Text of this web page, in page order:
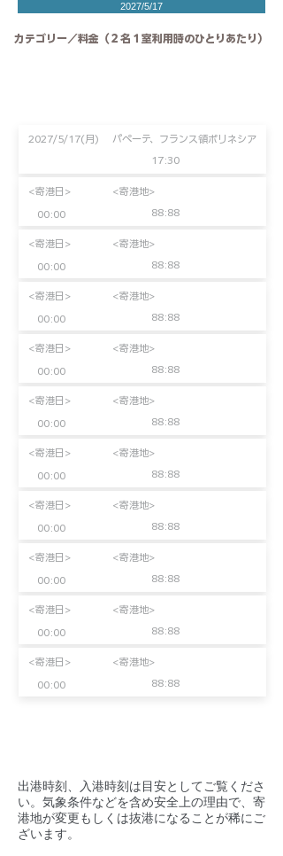
2027/5/17(月)
17:30
パペーテ、フランス領ポリネシア
<寄港日>
00:00 88:88
<寄港地>
<寄港日>
00:00 88:88
<寄港地>
<寄港日>
00:00 88:88
<寄港地>
<寄港日>
00:00 88:88
<寄港地>
<寄港日>
00:00 88:88
<寄港地>
<寄港日>
00:00 88:88
<寄港地>
<寄港日>
00:00 88:88
<寄港地>
<寄港日>
00:00 88:88
<寄港地>
<寄港日>
00:00 88:88
<寄港地>
<寄港日>
00:00 88:88
<寄港地>
2027/5/17
カテゴリー／料金（２名１室利用時のひとりあたり）
​出港時刻、入港時刻は目安としてご覧くださ
い。気象条件などを含め安全上の理由で、寄
港地が変更もしくは抜港になることが稀にご
ざいます。